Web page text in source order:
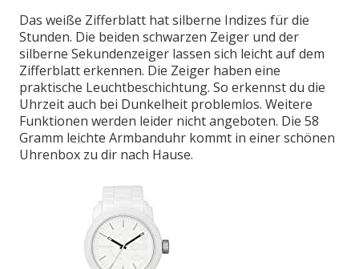
Das weiße Zifferblatt hat silberne Indizes für die
Stunden. Die beiden schwarzen Zeiger und der
silberne Sekundenzeiger lassen sich leicht auf dem
Zifferblatt erkennen. Die Zeiger haben eine
praktische Leuchtbeschichtung. So erkennst du die
Uhrzeit auch bei Dunkelheit problemlos. Weitere
Funktionen werden leider nicht angeboten. Die 58
Gramm leichte Armbanduhr kommt in einer schönen
Uhrenbox zu dir nach Hause.